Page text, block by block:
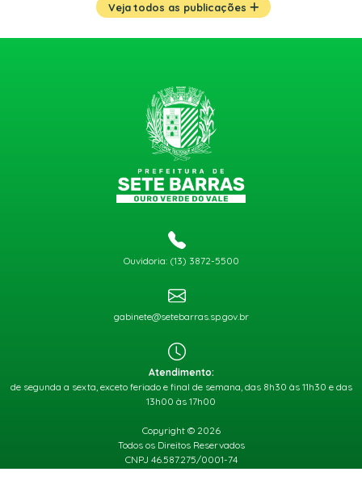
Veja todos as publicações
Ouvidoria: (13) 3872-5500
gabinete@setebarras.sp.gov.br
Atendimento:
de segunda a sexta, exceto feriado e final de semana, das 8h30 às 11h30 e das
13h00 às 17h00
Copyright © 2026
Todos os Direitos Reservados
CNPJ 46.587.275/0001-74